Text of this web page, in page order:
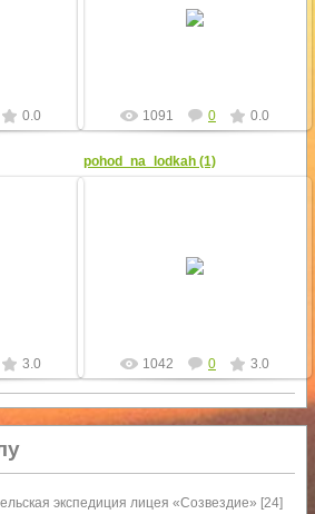
0.0 1091 0 0.0
3.0
pohod_na_lodkah (1)
1042 0 3.0
экспедиция лицея «Созвездие» [24]